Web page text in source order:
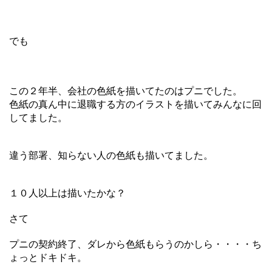
でも
この２年半、会社の色紙を描いてたのはプニでした。
色紙の真ん中に退職する方のイラストを描いてみんなに回
してました。
違う部署、知らない人の色紙も描いてました。
１０人以上は描いたかな？
さて
プニの契約終了、ダレから色紙もらうのかしら・・・・ち
ょっとドキドキ。